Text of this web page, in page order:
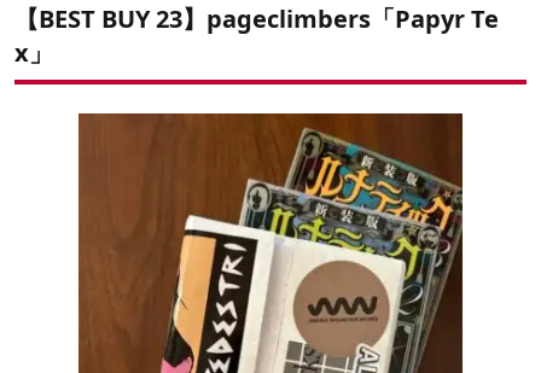
【BEST BUY 23】pageclimbers「Papyr Te
x」